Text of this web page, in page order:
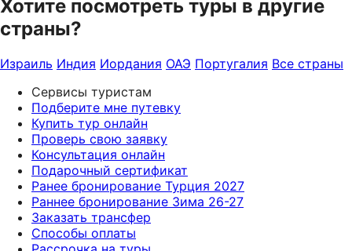
Хотите посмотреть туры в другие
страны?
Израиль Индия Иордания ОАЭ Португалия Все страны
Сервисы туристам
Подберите мне путевку
Купить тур онлайн
Проверь свою заявку
Консультация онлайн
Подарочный сертификат
Ранее бронирование Турция 2027
Раннее бронирование Зима 26-27
Заказать трансфер
Способы оплаты